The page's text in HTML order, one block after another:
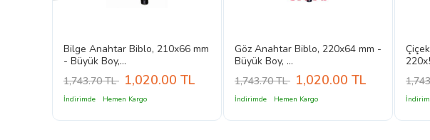
Bilge Anahtar Biblo, 210x66 mm
- Büyük Boy,...
1,743.70 TL 1,020.00 TL
İndirimde Hemen Kargo
Göz Anahtar Biblo, 220x64 mm -
Büyük Boy, ...
1,743.70 TL 1,020.00 TL
İndirimde Hemen Kargo